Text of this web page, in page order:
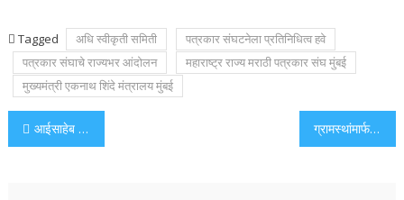
Tagged अधि स्वीकृती समिती
पत्रकार संघटनेला प्रतिनिधित्व हवे
पत्रकार संघाचे राज्यभर आंदोलन
महाराष्ट्र राज्य मराठी पत्रकार संघ मुंबई
मुख्यमंत्री एकनाथ शिंदे मंत्रालय मुंबई
Post
आईसाहेब प्रतिष्ठान व विश्वरत्न डॉ बाबासाहेब आंबेडकर संस्था आयोजित शिवभिम फेस्टिवल मोठ्या थाटात संपन्न उत्कृष्ट कार्य करणाऱ्यांचा पुरस्कार देऊन गौरव. ग्रामस्थांमार्फत मांजरी बुद्रुक उड्डाणपूलाचा एक पदर हलक्या वाहनांसाठी खुला.